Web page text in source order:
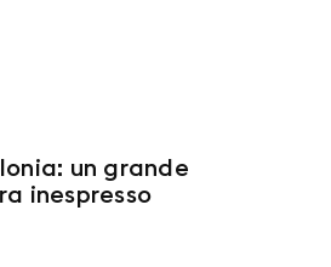
un grande
inespresso